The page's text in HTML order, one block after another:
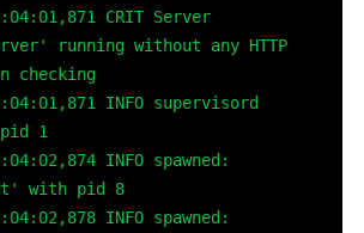
CRIT Server
running without any HTTP
checking
INFO supervisord
1
INFO spawned:
with pid 8
INFO spawned: